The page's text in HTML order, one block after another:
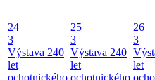
24
3
Výstava 240
let
ochotnického
25
3
Výstava 240
let
ochotnického
26
3
let